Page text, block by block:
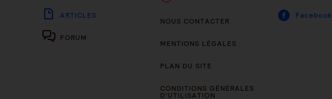
ARTICLES
FORUM
NOUS CONTACTER
MENTIONS LÉGALES
PLAN DU SITE
CONDITIONS GÉNÉRALES
D’UTILISATION
Facebook